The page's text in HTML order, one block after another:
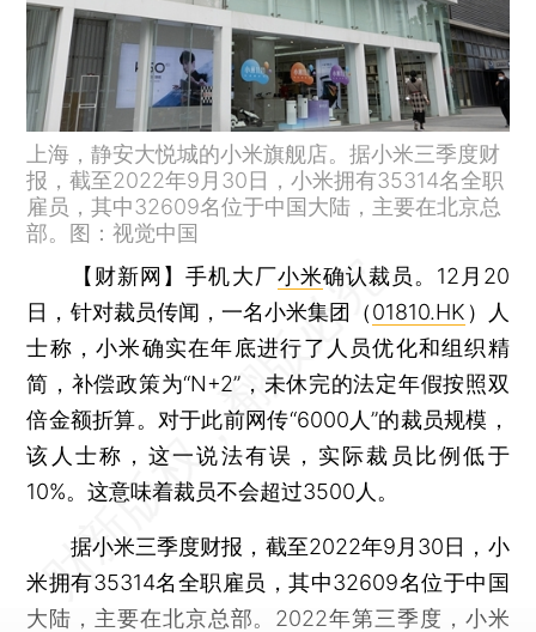
上海，静安大悦城的小米旗舰店。据小米三季度财
报，截至2022年9月30日，小米拥有35314名全职
雇员，其中32609名位于中国大陆，主要在北京总
部。图：视觉中国
【财新网】手机大厂小米确认裁员。12月20
日，针对裁员传闻，一名小米集团（01810.HK ）人
士称，小米确实在年底进行了人员优化和组织精
简，补偿政策为“N+2”，未休完的法定年假按照双
倍金额折算。对于此前网传“6000人”的裁员规模，
该人士称，这一说法有误，实际裁员比例低于
10%。这意味着裁员不会超过3500人。
据小米三季度财报，截至2022年9月30日，小
米拥有35314名全职雇员，其中32609名位于中国
大陆，主要在北京总部。2022年第三季度，小米